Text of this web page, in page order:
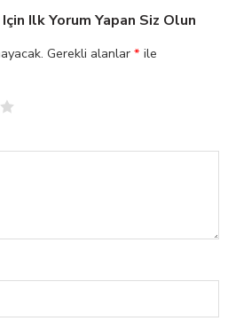
Ilk Yorum Yapan Siz Olun
Gerekli alanlar * ile